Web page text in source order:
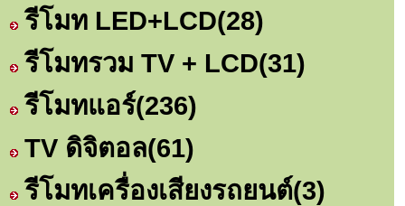
รีโมท LED+LCD(28)
รีโมทรวม TV + LCD(31)
รีโมทแอร์(236)
TV ดิจิตอล(61)
รีโมทเครื่องเสียงรถยนต์(3)